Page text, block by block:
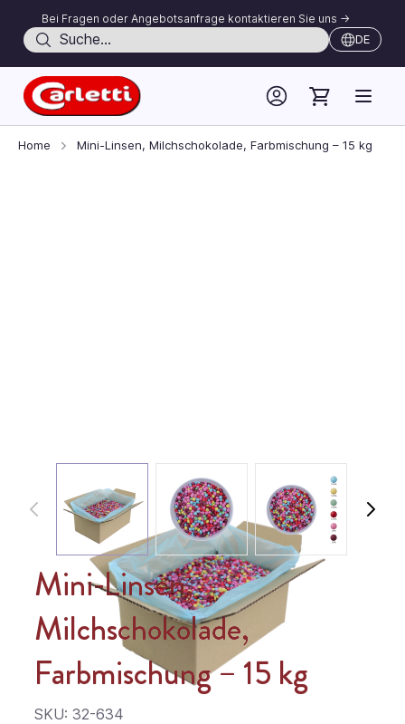
Bei Fragen oder Angebotsanfrage kontaktieren Sie uns ->
Suche DE
Home Mini-Linsen, Milchschokolade, Farbmischung – 15 kg
Mini-Linsen,
Milchschokolade,
Farbmischung – 15 kg
SKU: 32-634